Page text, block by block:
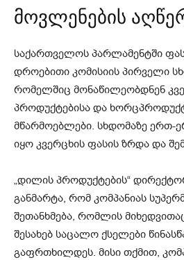
მოვლენების
საქართველოს პარლამენტში
დროებითი კომისიის პირველი
რომელშიც მონაწილეობდნენ
პროდუქტებისა და
მწარმოებლები. სხდომაზე ერთ-
იყო კვერცხის ფასის ზრდა და
„დილის პროდუქტების“
განმარტა, რომ კომპანიას
შეთანხმება, რომლის
შესახებ საცალო ქსელები
გაფრთხილდეს. მისი თქმით,